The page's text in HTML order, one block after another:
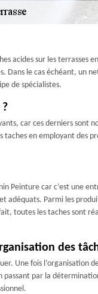
acides sur les terrasses
Dans le cas échéant, un
de spécialistes.
car ces derniers sont
en employant des
Peinture car c’est une
adéquats. Parmi les
toutes les taches sont
des
Une fois l’organisation
par la